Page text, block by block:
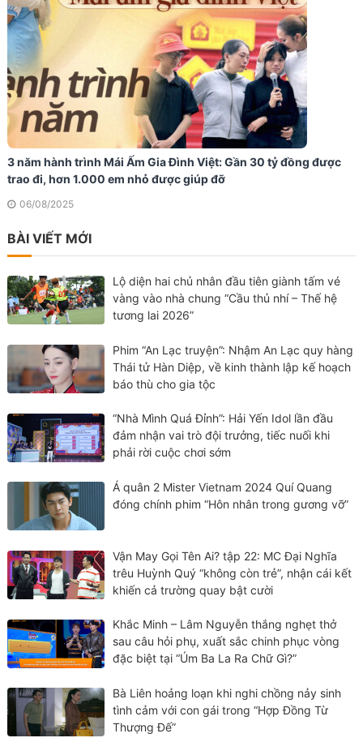
3 năm hành trình Mái Ấm Gia Đình Việt: Gần 30 tỷ đồng được
trao đi, hơn 1.000 em nhỏ được giúp đỡ
06/08/2025
BÀI VIẾT MỚI
Lộ diện hai chủ nhân đầu tiên giành tấm vé
vàng vào nhà chung “Cầu thủ nhí – Thế hệ
tương lai 2026”
Phim “An Lạc truyện”: Nhậm An Lạc quy hàng
Thái tử Hàn Diệp, về kinh thành lập kế hoạch
báo thù cho gia tộc
“Nhà Mình Quá Đỉnh”: Hải Yến Idol lần đầu
đảm nhận vai trò đội trưởng, tiếc nuối khi
phải rời cuộc chơi sớm
Á quân 2 Mister Vietnam 2024 Quí Quang
đóng chính phim “Hôn nhân trong gương vỡ”
Vận May Gọi Tên Ai? tập 22: MC Đại Nghĩa
trêu Huỳnh Quý “không còn trẻ”, nhận cái kết
khiến cả trường quay bật cười
Khắc Minh – Lâm Nguyễn thắng nghẹt thở
sau câu hỏi phụ, xuất sắc chinh phục vòng
đặc biệt tại “Úm Ba La Ra Chữ Gì?”
Bà Liên hoảng loạn khi nghi chồng nảy sinh
tình cảm với con gái trong “Hợp Đồng Từ
Thượng Đế”